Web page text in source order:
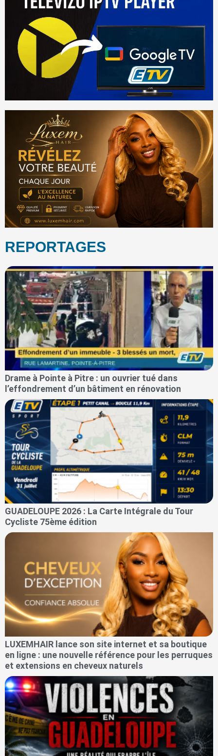
REPORTAGES
Drame à Pointe à Pitre : un ouvrier tué dans
l’effondrement d’un bâtiment en rénovation
GUADELOUPE 2026 : La Carte Intégrale du Tour
Cycliste 75ème édition
LUXEMHAIR lance son site internet et sa boutique
en ligne : une nouvelle référence pour les perruques
et extensions en cheveux naturels